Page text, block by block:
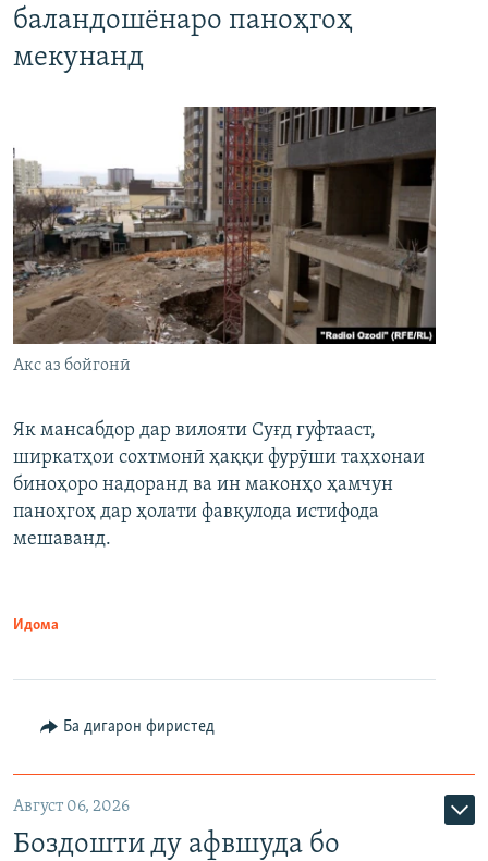
баландошёнаро паноҳгоҳ
мекунанд
Акс аз бойгонӣ
Як мансабдор дар вилояти Суғд гуфтааст,
ширкатҳои сохтмонӣ ҳаққи фурӯши таҳхонаи
биноҳоро надоранд ва ин маконҳо ҳамчун
паноҳгоҳ дар ҳолати фавқулода истифода
мешаванд.
Идома
Ба дигарон фиристед
Август 06, 2026
Боздошти ду афвшуда бо